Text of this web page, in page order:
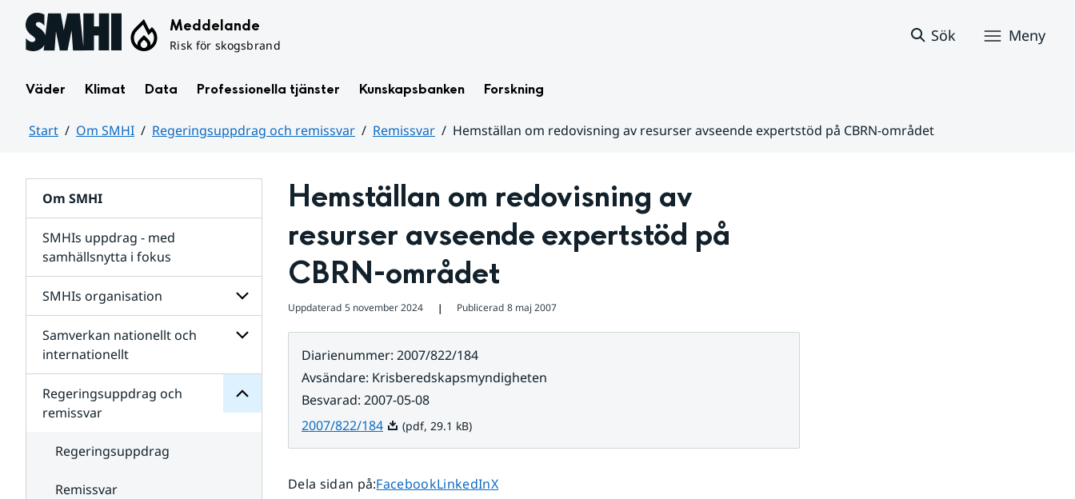
Hoppa till sidans innehåll Meddelande
Risk för skogsbrand
Sök Meny
Väder Klimat Data Professionella tjänster Kunskapsbanken Forskning
Start Om SMHI Regeringsuppdrag och remissvar Remissvar
Hemställan om redovisning av resurser avseende expertstöd på CBRN-området
Om SMHI
SMHIs uppdrag - med
samhällsnytta i fokus
SMHIs organisation
Undersidor
organisation
Samverkan nationellt och
internationellt
Undersidor
för
internationellt
Regeringsuppdrag och
remissvar
för
Regeringsuppdrag
remissvar
Regeringsuppdrag
Remissvar
Hemställan om redovisning av
resurser avseende expertstöd på
CBRN-området
Uppdaterad 5 november 2024 ❘ Publicerad 8 maj 2007
Diarienummer: 2007/822/184
Avsändare: Krisberedskapsmyndigheten
Besvarad: 2007-05-08
2007/822/184Pdf, 29.1 kB.
(pdf, 29.1 kB)
Dela sidan på:Dela sidan på
FacebookDela sidan på
LinkedInDela sidan på
X